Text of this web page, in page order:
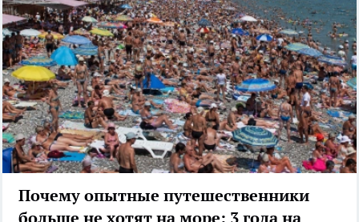
Почему опытные путешественники